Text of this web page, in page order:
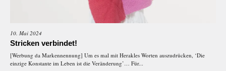
10. Mai 2024
Stricken verbindet!
[Werbung da Markennennung] Um es mal mit Herakles Worten auszudrücken, ‘Die
einzige Konstante im Leben ist die Veränderung’… Für...